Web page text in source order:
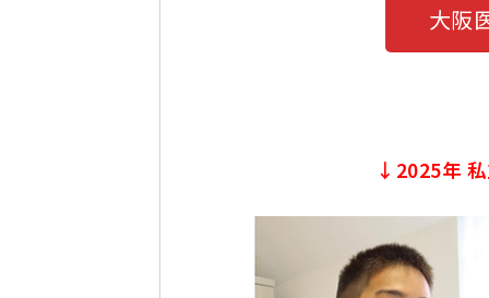
大阪
↓2025年